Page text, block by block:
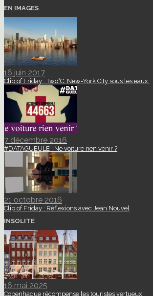
EN IMAGES
16 juin 2017
Clip of Friday : Two°C, New-York City sous les eaux.
7 décembre 2016
#DATAGUEULE : Ne voiture rien venir ?
21 octobre 2016
Clip of Friday : Réflexions avec Jean Nouvel
INSOLITE
16 mai 2025
Copenhague récompense les touristes vertueux